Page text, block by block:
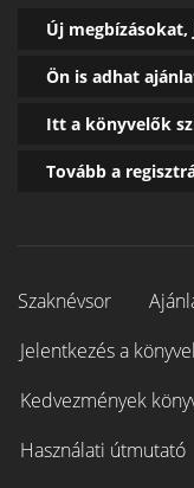
Új
Ön is adhat
Itt a könyvelők
Tovább a
Szaknévsor
Jelentkezés a
Kedvezmények
Használati útmutató